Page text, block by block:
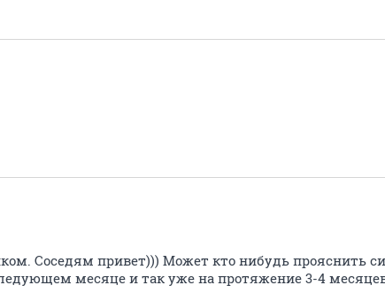
Соседям привет))) Может кто нибудь прояснить
месяце и так уже на протяжение 3-4